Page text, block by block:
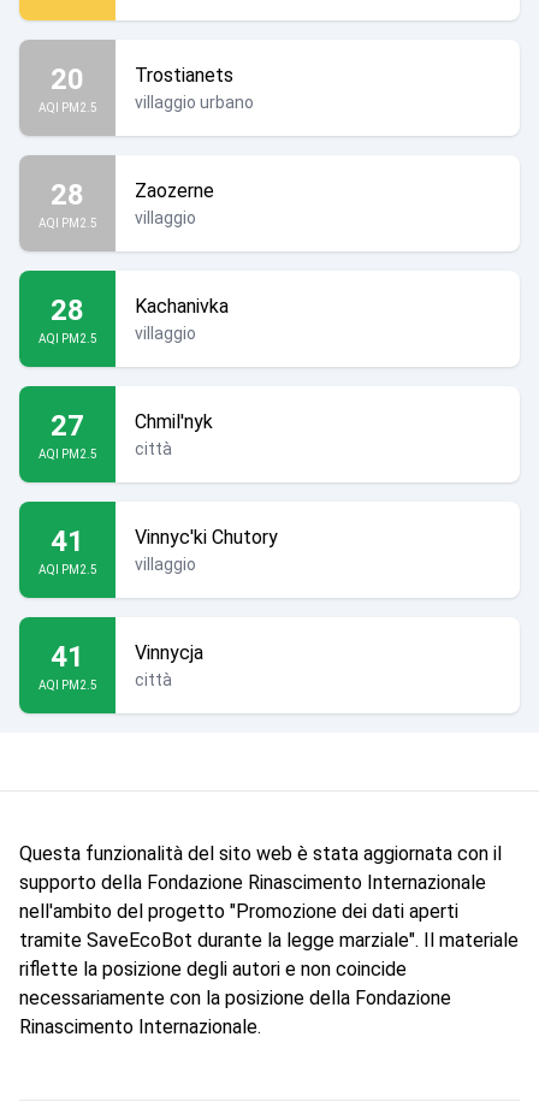
20
AQI PM2.5
Trostianets
villaggio urbano
28
AQI PM2.5
Zaozerne
villaggio
28
AQI PM2.5
Kachanivka
villaggio
27
AQI PM2.5
Chmil'nyk
città
41
AQI PM2.5
Vinnyc'ki Chutory
villaggio
41
AQI PM2.5
Vinnycja
città
Questa funzionalità del sito web è stata aggiornata con il
supporto della Fondazione Rinascimento Internazionale
nell'ambito del progetto "Promozione dei dati aperti
tramite SaveEcoBot durante la legge marziale". Il materiale
riflette la posizione degli autori e non coincide
necessariamente con la posizione della Fondazione
Rinascimento Internazionale.